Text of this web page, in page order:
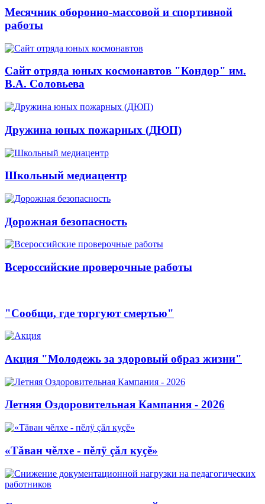
Месячник оборонно-массовой и спортивной
работы
Сайт отряда юных космонавтов "Кондор" им.
В.А. Соловьева
Дружина юных пожарных (ДЮП)
Школьный медиацентр
Дорожная безопасность
Всероссийские проверочные работы
"Сообщи, где торгуют смертью"
Акция "Молодежь за здоровый образ жизни"
Летняя Оздоровительная Кампания - 2026
«Тăван чĕлхе - пĕлÿ çăл куçĕ»